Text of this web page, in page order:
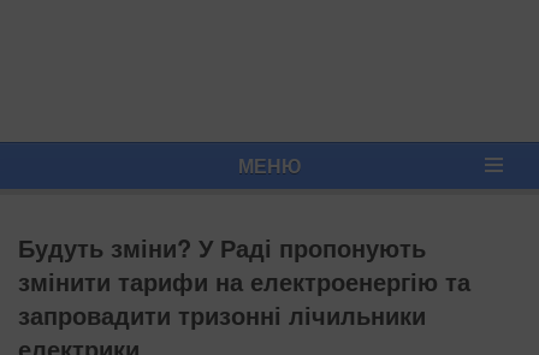
МЕНЮ
Будуть зміни? У Раді пропонують
змінити тарифи на електроенергію та
запровадити тризонні лічильники